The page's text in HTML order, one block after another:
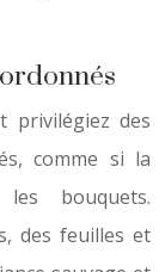
privilégiez des
comme si la
bouquets.
des feuilles et